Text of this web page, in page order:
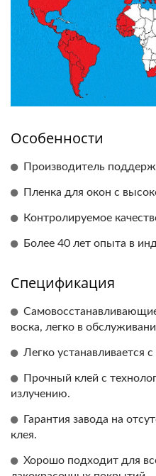
Особенности
Производитель
Пленка для окон с
Контролируемое
Более 40 лет опыта в
Спецификация
воска, легко в
Легко устанавливается
Прочный клей с
излучению.
Гарантия завода на
клея.
Хорошо подходит для